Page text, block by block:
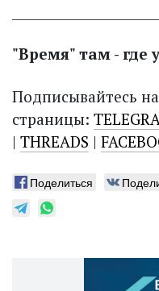
"Время" там - где
Подписывайтесь
страницы:
| THREADS |
Поделиться